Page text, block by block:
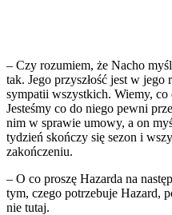
– Czy rozumiem, że Nacho
tak. Jego przyszłość jest w
sympatii wszystkich. Wiemy,
Jesteśmy co do niego pewni
nim w sprawie umowy, a on
tydzień skończy się sezon i
zakończeniu.
– O co proszę Hazarda na
tym, czego potrzebuje Hazard,
nie tutaj.